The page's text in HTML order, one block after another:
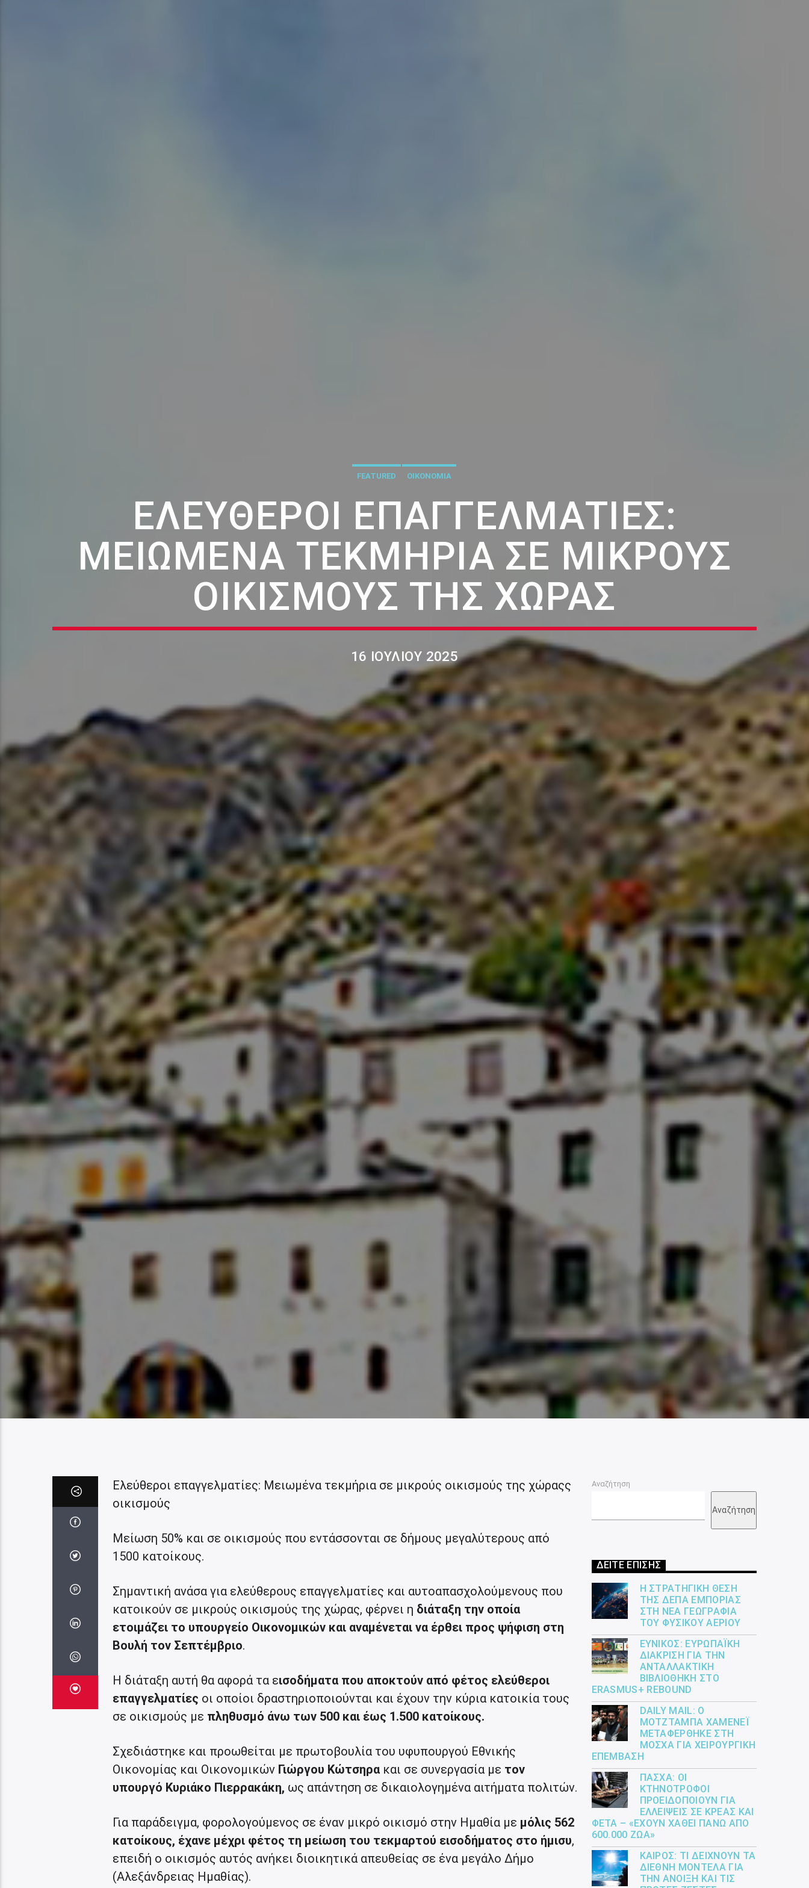
FEATURED ΟΙΚΟΝΟΜΙΑ
ΕΛΕΎΘΕΡΟΙ ΕΠΑΓΓΕΛΜΑΤΊΕΣ:
ΜΕΙΩΜΈΝΑ ΤΕΚΜΉΡΙΑ ΣΕ ΜΙΚΡΟΎΣ
ΟΙΚΙΣΜΟΎΣ ΤΗΣ ΧΏΡΑΣ
16 ΙΟΥΛΊΟΥ 2025
Ελεύθεροι επαγγελματίες: Μειωμένα τεκμήρια σε μικρούς οικισμούς της χώραςς
οικισμούς
Μείωση 50% και σε οικισμούς που εντάσσονται σε δήμους μεγαλύτερους από
1500 κατοίκους.
Σημαντική ανάσα για ελεύθερους επαγγελματίες και αυτοαπασχολούμενους που
κατοικούν σε μικρούς οικισμούς της χώρας, φέρνει η διάταξη την οποία
ετοιμάζει το υπουργείο Οικονομικών και αναμένεται να έρθει προς ψήφιση στη
Βουλή τον Σεπτέμβριο.
Η διάταξη αυτή θα αφορά τα εισοδήματα που αποκτούν από φέτος ελεύθεροι
επαγγελματίες οι οποίοι δραστηριοποιούνται και έχουν την κύρια κατοικία τους
σε οικισμούς με πληθυσμό άνω των 500 και έως 1.500 κατοίκους.
Σχεδιάστηκε και προωθείται με πρωτοβουλία του υφυπουργού Εθνικής
Οικονομίας και Οικονομικών Γιώργου Κώτσηρακαι σε συνεργασία με τον
υπουργό Κυριάκο Πιερρακάκη, ως απάντηση σε δικαιολογημένα αιτήματα πολιτών.
Για παράδειγμα, φορολογούμενος σε έναν μικρό οικισμό στην Ημαθία με μόλις 562
κατοίκους, έχανε μέχρι φέτος τη μείωση του τεκμαρτού εισοδήματος στο ήμισυ,
επειδή ο οικισμός αυτός ανήκει διοικητικά απευθείας σε ένα μεγάλο Δήμο
(Αλεξάνδρειας Ημαθίας).
Αναζήτηση
Αναζήτηση
ΔΕΙΤΕ ΕΠΙΣΗΣ
Η ΣΤΡΑΤΗΓΙΚΉ ΘΈΣΗ
ΤΗΣ ΔΕΠΑ ΕΜΠΟΡΊΑΣ
ΣΤΗ ΝΈΑ ΓΕΩΓΡΑΦΊΑ
ΤΟΥ ΦΥΣΙΚΟΎ ΑΕΡΊΟΥ
ΕΎΝΙΚΟΣ: ΕΥΡΩΠΑΪΚΉ
ΔΙΆΚΡΙΣΗ ΓΙΑ ΤΗΝ
ΑΝΤΑΛΛΑΚΤΙΚΉ
ΒΙΒΛΙΟΘΉΚΗ ΣΤΟ
ERASMUS+ REBOUND
DAILY MAIL: Ο
ΜΟΤΖΤΆΜΠΑ ΧΑΜΕΝΕΪ́
ΜΕΤΑΦΈΡΘΗΚΕ ΣΤΗ
ΜΌΣΧΑ ΓΙΑ ΧΕΙΡΟΥΡΓΙΚΉ
ΕΠΈΜΒΑΣΗ
ΠΆΣΧΑ: ΟΙ
ΚΤΗΝΟΤΡΌΦΟΙ
ΠΡΟΕΙΔΟΠΟΙΟΎΝ ΓΙΑ
ΕΛΛΕΊΨΕΙΣ ΣΕ ΚΡΈΑΣ ΚΑΙ
ΦΈΤΑ – «ΈΧΟΥΝ ΧΑΘΕΊ ΠΆΝΩ ΑΠΌ
600.000 ΖΏΑ»
ΚΑΙΡΌΣ: ΤΙ ΔΕΊΧΝΟΥΝ ΤΑ
ΔΙΕΘΝΉ ΜΟΝΤΈΛΑ ΓΙΑ
ΤΗΝ ΆΝΟΙΞΗ ΚΑΙ ΤΙΣ